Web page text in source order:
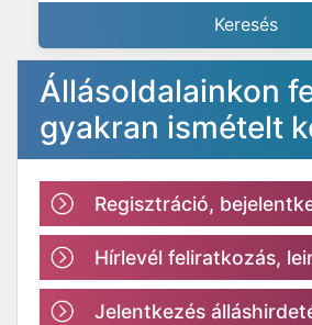
Állásoldalainkon
gyakran ismételt
Regisztráció,
Hírlevél feliratkozás,
Jelentkezés